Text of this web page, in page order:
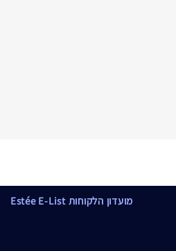
מועדון הלקוחות Estée E-List